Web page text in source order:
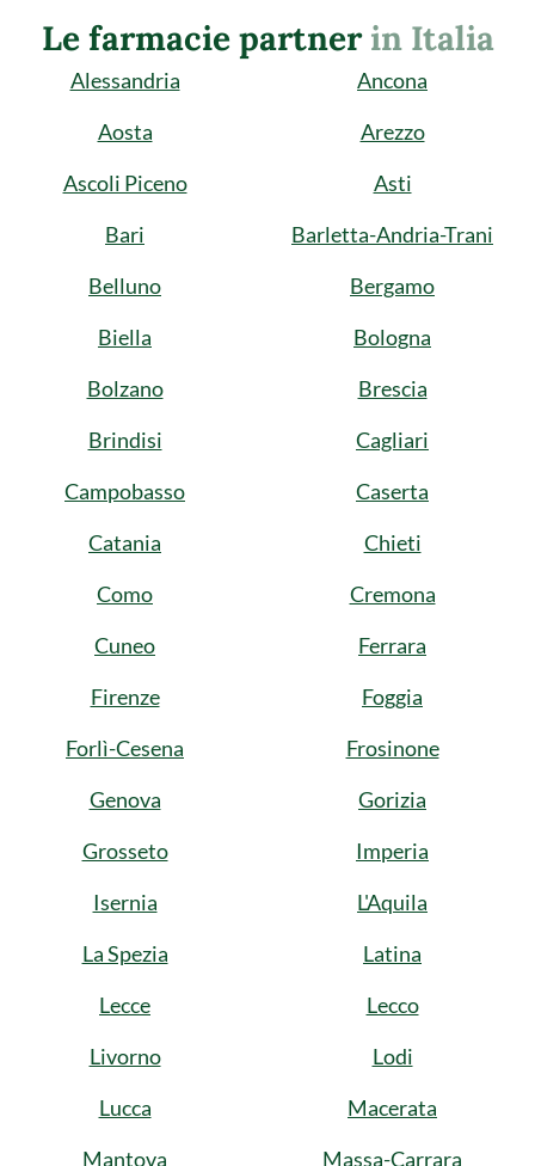
Le farmacie partnerin Italia
Alessandria
Ancona
Aosta
Arezzo
Ascoli Piceno
Asti
Bari
Barletta-Andria-Trani
Belluno
Bergamo
Biella
Bologna
Bolzano
Brescia
Brindisi
Cagliari
Campobasso
Caserta
Catania
Chieti
Como
Cremona
Cuneo
Ferrara
Firenze
Foggia
Forlì-Cesena
Frosinone
Genova
Gorizia
Grosseto
Imperia
Isernia
L'Aquila
La Spezia
Latina
Lecce
Lecco
Livorno
Lodi
Lucca
Macerata
Mantova
Massa-Carrara